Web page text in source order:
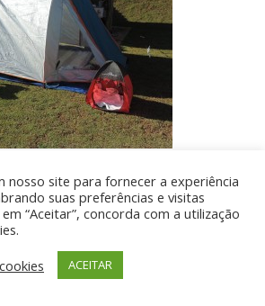
- direitos reservados - Desenvolvido
nosso site para fornecer a experiência
suas preferências e visitas
“Aceitar”, concorda com a utilização
ACEITAR